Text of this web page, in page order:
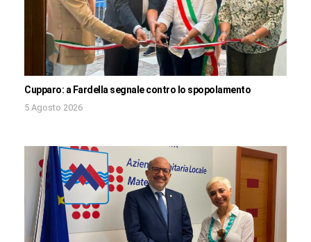
Cupparo: a Fardella segnale contro lo spopolamento
5 Agosto 2026